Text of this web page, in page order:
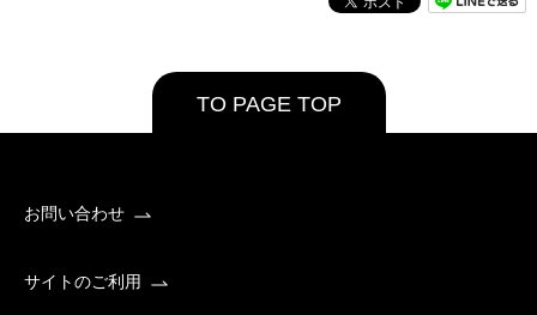
TO PAGE TOP
お問い合わせ
サイトのご利用